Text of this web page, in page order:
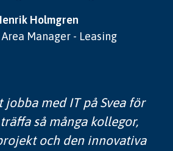
Holmgren
Area Manager - Leasing
jobba med IT på Svea för
så många kollegor,
och den innovativa